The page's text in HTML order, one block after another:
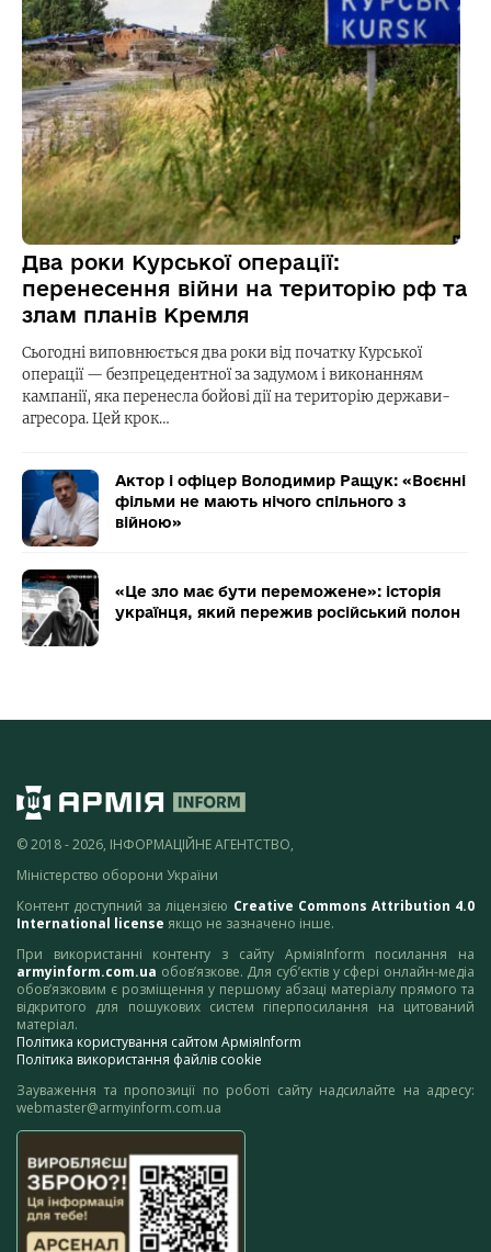
Два роки Курської операції:
перенесення війни на територію рф та
злам планів Кремля
Сьогодні виповнюється два роки від початку Курської
операції — безпрецедентної за задумом і виконанням
кампанії, яка перенесла бойові дії на територію держави-
агресора. Цей крок…
Актор і офіцер Володимир Ращук: «Воєнні
фільми не мають нічого спільного з
війною»
«Це зло має бути переможене»: історія
українця, який пережив російський полон
© 2018 - 2026, ІНФОРМАЦІЙНЕ АГЕНТСТВО,
Міністерство оборони України
Контент доступний за ліцензією Creative Commons Attribution 4.0
International license якщо не зазначено інше.
При використанні контенту з сайту АрміяInform посилання на
armyinform.com.ua обов’язкове. Для суб’єктів у сфері онлайн-медіа
обов’язковим є розміщення у першому абзаці матеріалу прямого та
відкритого для пошукових систем гіперпосилання на цитований
матеріал.
Політика користування сайтом АрміяInform
Політика використання файлів cookie
Зауваження та пропозиції по роботі сайту надсилайте на адресу:
webmaster@armyinform.com.ua